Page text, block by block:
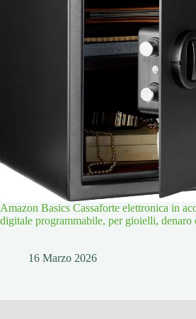
Amazon Basics Cassaforte elettronica in
digitale programmabile, per gioielli, denaro
16 Marzo 2026